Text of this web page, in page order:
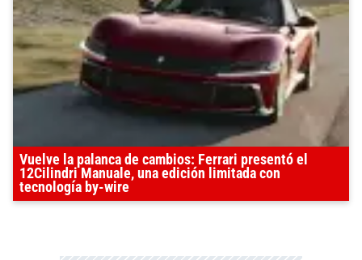
Vuelve la palanca de cambios: Ferrari presentó el
12Cilindri Manuale, una edición limitada con
tecnología by-wire